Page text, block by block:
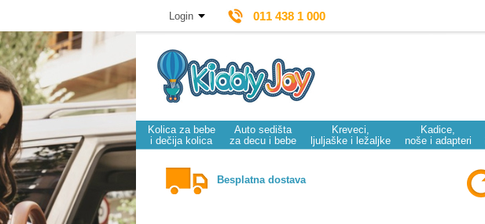
Login 011 438 1 000
Kolica za bebe
i dečija kolica
Auto sedišta
za decu i bebe
Kreveci,
ljuljaške i ležaljke
Kadice,
noše i adapteri
Besplatna dostava